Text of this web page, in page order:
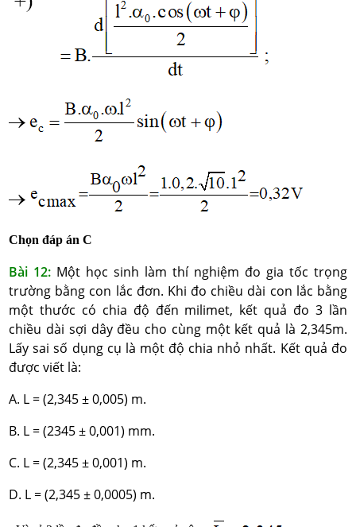
Chọn đáp án C
Bài 12: Một học sinh làm thí nghiệm đo gia tốc trọng
trường bằng con lắc đơn. Khi đo chiều dài con lắc bằng
một thước có chia độ đến milimet, kết quả đo 3 lần
chiều dài sợi dây đều cho cùng một kết quả là 2,345m.
Lấy sai số dụng cụ là một độ chia nhỏ nhất. Kết quả đo
được viết là:
A. L = (2,345 ± 0,005) m.
B. L = (2345 ± 0,001) mm.
C. L = (2,345 ± 0,001) m.
D. L = (2,345 ± 0,0005) m.